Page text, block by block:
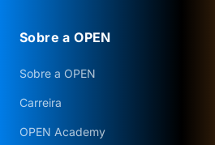
Sobre a OPEN
Sobre a OPEN
Carreira
OPEN Academy